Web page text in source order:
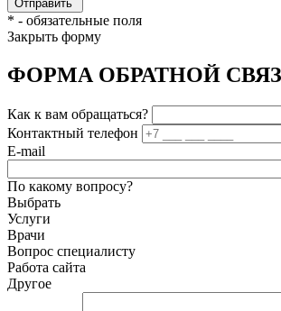
* - обязательные поля
Закрыть форму
ФОРМА ОБРАТНОЙ
Как к вам обращаться?
Контактный телефон
E-mail
По какому вопросу?
Выбрать
Услуги
Врачи
Вопрос специалисту
Работа сайта
Другое